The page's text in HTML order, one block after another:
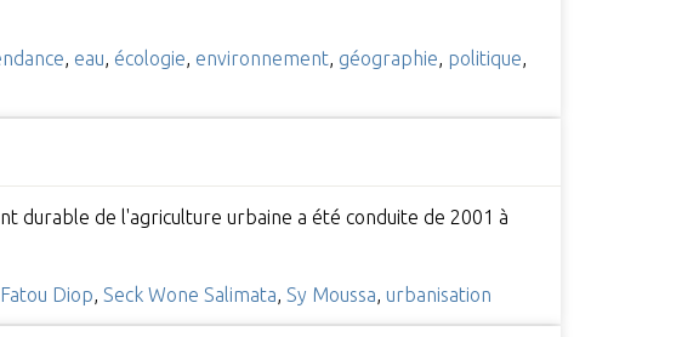
, eau, écologie, environnement, géographie, politique,
durable de l'agriculture urbaine a été conduite de 2001 à
Diop, Seck Wone Salimata, Sy Moussa, urbanisation